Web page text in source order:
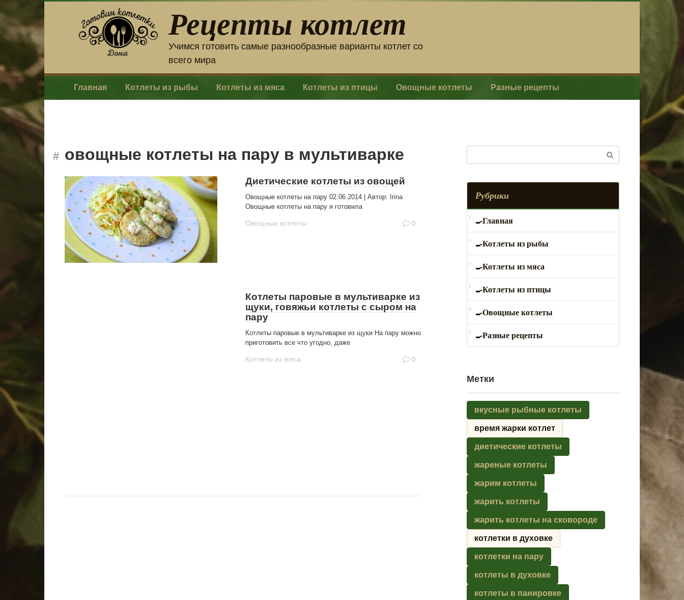
контенту
Рецепты котлет
Учимся готовить самые разнообразные варианты котлет со
всего мира
Главная Котлеты из рыбы Котлеты из мяса Котлеты из птицы Овощные котлеты Разные рецепты
овощные котлеты на пару в мультиварке
Диетические котлеты из овощей
Овощные котлеты на пару 02.06.2014 | Автор: Irina
Овощные котлеты на пару я готовила
Овощные котлеты 0
Котлеты паровые в мультиварке из
щуки, говяжьи котлеты с сыром на
пару
Котлеты паровые в мультиварке из щуки На пару можно
приготовить все что угодно, даже
Котлеты из мяса 0
Рубрики
Главная
Котлеты из рыбы
Котлеты из мяса
Котлеты из птицы
Овощные котлеты
Разные рецепты
Метки
вкусные рыбные котлеты
время жарки котлет
диетические котлеты
жареные котлеты
жарим котлеты
жарить котлеты
жарить котлеты на сковороде
котлетки в духовке
котлетки на пару
котлеты в духовке
котлеты в панировке